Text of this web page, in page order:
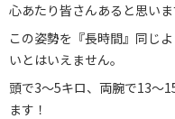
心あたり皆さんあると思いま
この姿勢を『長時間』同じ
いとはいえません。
頭で3〜5キロ、両腕で13〜
ます！